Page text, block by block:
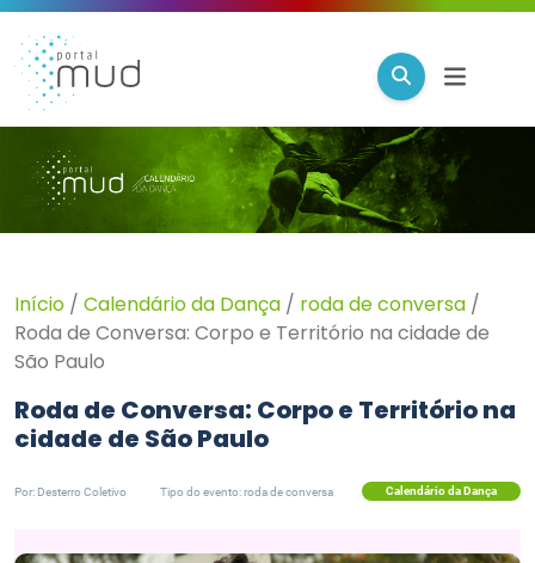
Início / Calendário da Dança / roda de conversa /
Roda de Conversa: Corpo e Território na cidade de
São Paulo
Roda de Conversa: Corpo e Território na
cidade de São Paulo
Por: Desterro Coletivo Tipo do evento: roda de conversa Calendário da Dança